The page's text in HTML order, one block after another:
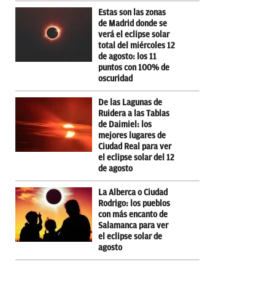
Estas son las zonas
de Madrid donde se
verá el eclipse solar
total del miércoles 12
de agosto: los 11
puntos con 100% de
oscuridad
De las Lagunas de
Ruidera a las Tablas
de Daimiel: los
mejores lugares de
Ciudad Real para ver
el eclipse solar del 12
de agosto
La Alberca o Ciudad
Rodrigo: los pueblos
con más encanto de
Salamanca para ver
el eclipse solar de
agosto